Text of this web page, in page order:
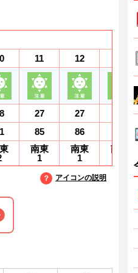
11
27
85
南東
1
12
27
86
南東
1
南東
アイコンの説明